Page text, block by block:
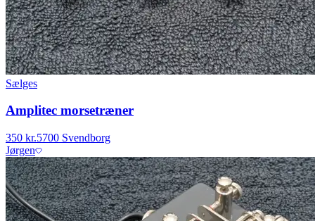
Sælges
Amplitec morsetræner
350 kr.5700 Svendborg
Jørgen